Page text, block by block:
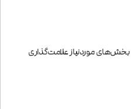
بخش‌های موردنیاز علامت‌گذاری